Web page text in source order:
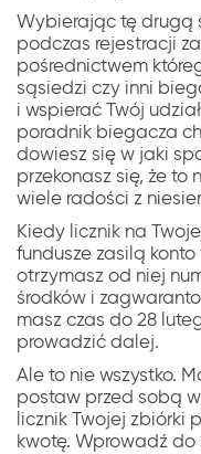
Wybierając tę drugą
podczas rejestracji
pośrednictwem
sąsiedzi czy inni
i wspierać Twój
poradnik biegacza
dowiesz się w jaki
przekonasz się, że to
wiele radości z
Kiedy licznik na
fundusze zasilą
otrzymasz od niej
środków i
masz czas do 28
prowadzić dalej.
Ale to nie wszystko.
postaw przed sobą
licznik Twojej zbiórki
kwotę. Wprowadź